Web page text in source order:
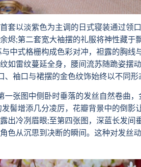
以淡紫色为主调的日式寝装通过领
烬;第二套宽大袖摆的礼服将神性藏于
中式格栅构成色彩对冲，袒露的胸线
如雷纹蔓延全身，腰间流苏随跪姿摆
袖口与裙摆的金色纹饰始终以不同
张图中侧卧时垂落的发丝自然卷曲，
髻增添几分凌厉，花瓣背景中的倒影
出冷冽眉眼;至第四张图，深蓝长发间
色从沉思到决断的瞬间。这种对发丝